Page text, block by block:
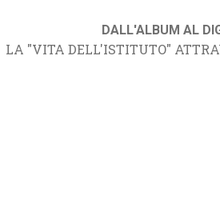
DALL'ALBUM AL
LA "VITA DELL'ISTITUTO"